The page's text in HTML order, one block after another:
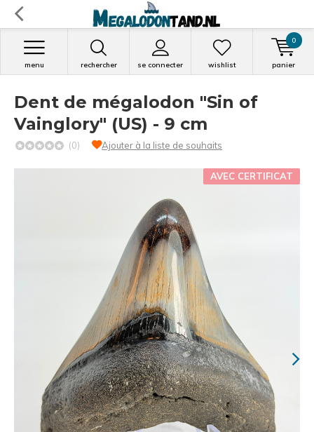
rechercher se connecter
menu wishlist panier
0
Dent de mégalodon "Sin of
Vainglory" (US) - 9 cm
(0) Ajouter à la liste de souhaits
AVEC CERTIFICAT